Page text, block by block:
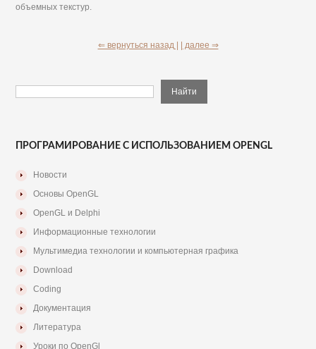
объемных текстур.
⇐ вернуться назад | | далее ⇒
ПРОГРАМИРОВАНИЕ С ИСПОЛЬЗОВАНИЕМ OPENGL
Новости
Основы OpenGL
OpenGL и Delphi
Информационные технологии
Мультимедиа технологии и компьютерная графика
Download
Coding
Документация
Литература
Уроки по OpenGl